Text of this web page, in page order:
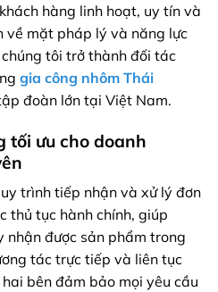
hàng linh hoạt, uy tín và
về mặt pháp lý và năng lực
tôi trở thành đối tác
gia công nhôm Thái
đoàn lớn tại Việt Nam.
tối ưu cho doanh
trình tiếp nhận và xử lý đơn
thủ tục hành chính, giúp
nhận được sản phẩm trong
tác trực tiếp và liên tục
bên đảm bảo mọi yêu cầu